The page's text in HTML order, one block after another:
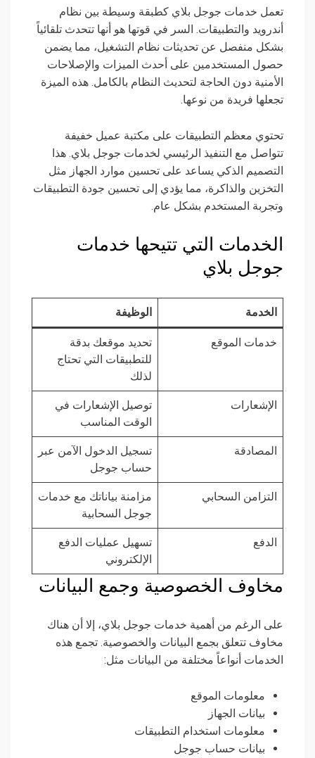
تعمل خدمات جوجل بلاي كطبقة وسيطة بين نظام
أندرويد والتطبيقات. السر في قوتها هو أنها تتحدث تلقائياً
بشكل منفصل عن تحديثات نظام التشغيل، مما يضمن
حصول المستخدمين على أحدث الميزات والإصلاحات
الأمنية دون الحاجة لتحديث النظام بالكامل. هذه الميزة
تجعلها فريدة من نوعها.
تحتوي معظم التطبيقات على مكتبة عميل خفيفة
تتواصل مع التنفيذ الرئيسي لخدمات جوجل بلاي. هذا
التصميم الذكي يساعد على تحسين موارد الجهاز مثل
التخزين والذاكرة، مما يؤدي إلى تحسين جودة التطبيقات
وتجربة المستخدم بشكل عام.
الخدمات التي تتيحها خدمات
جوجل بلاي
الخدمة الوظيفة
خدمات الموقع
تحديد موقعك بدقة
للتطبيقات التي تحتاج
لذلك
الإشعارات
توصيل الإشعارات في
الوقت المناسب
المصادقة
تسجيل الدخول الآمن عبر
حساب جوجل
التزامن السحابي
مزامنة بياناتك مع خدمات
جوجل السحابية
الدفع
تسهيل عمليات الدفع
الإلكتروني
مخاوف الخصوصية وجمع البيانات
على الرغم من أهمية خدمات جوجل بلاي، إلا أن هناك
مخاوف تتعلق بجمع البيانات والخصوصية. تجمع هذه
الخدمات أنواعاً مختلفة من البيانات مثل:
معلومات الموقع
بيانات الجهاز
معلومات استخدام التطبيقات
بيانات حساب جوجل